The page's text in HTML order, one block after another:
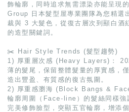
飾輪廓，同時追求無需漂染亦能呈現
Group 日本髮型屋專業團隊為您精選
裁與 3 大髮色，從復古層次到顯白酒
的造型關鍵詞。
✂️ Hair Style Trends (髮型趨勢)
1) 厚重層次感 (Heavy Layers)：
薄的髮尾，保留整體髮量的厚實感，
造出豐盈、有質感的復古氛圍。
2) 厚重感瀏海 (Block Bangs &
輪廓周圍（Face-line）的髮絲同樣強
完美修飾臉型，突顯五官輪廓，增添個